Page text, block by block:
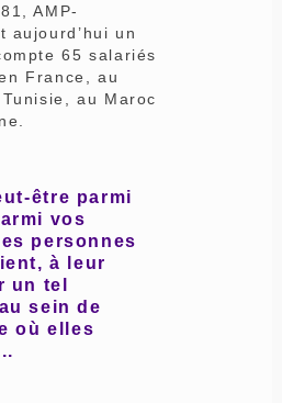
AMP-
aujourd’hui un
65 salariés
France, au
au Maroc
être parmi
vos
personnes
à leur
un tel
sein de
où elles